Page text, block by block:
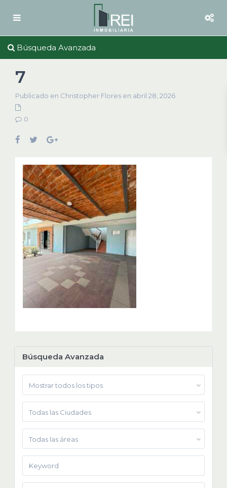
Búsqueda Avanzada
7
Publicado en Christopher Flores en abril 28, 2026
0
Búsqueda Avanzada
Mostrar todos los tipos
Todas las Ciudades
Todas las áreas